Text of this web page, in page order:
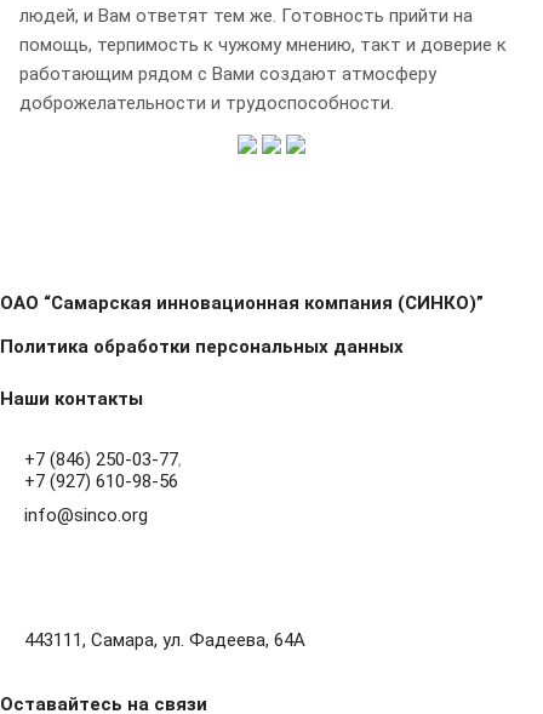
людей, и Вам ответят тем же. Готовность прийти на
помощь, терпимость к чужому мнению, такт и доверие к
работающим рядом с Вами создают атмосферу
доброжелательности и трудоспособности.
ОАО “Самарская инновационная компания (СИНКО)”
Политика обработки персональных данных
Наши контакты
+7 (846) 250-03-77,
+7 (927) 610-98-56
info@sinco.org
443111, Самара, ул. Фадеева, 64А
Оставайтесь на связи